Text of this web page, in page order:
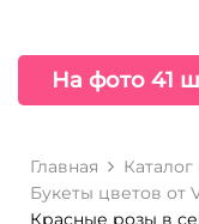
На фото 41
Главная
Букеты цветов от
Красные розы в